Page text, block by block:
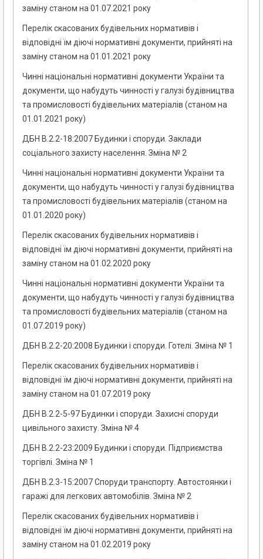
заміну станом на 01.07.2021 року
Перелік скасованих будівельних нормативів і
відповідні їм діючі нормативні документи, прийняті на
заміну станом на 01.01.2021 року
Чинні національні нормативні документи України та
документи, що набудуть чинності у галузі будівництва
та промисловості будівельних матеріалів (станом на
01.01.2021 року)
ДБН В.2.2-18:2007 Будинки і споруди. Заклади
соціального захисту населення. Зміна № 2
Чинні національні нормативні документи України та
документи, що набудуть чинності у галузі будівництва
та промисловості будівельних матеріалів (станом на
01.01.2020 року)
Перелік скасованих будівельних нормативів і
відповідні їм діючі нормативні документи, прийняті на
заміну станом на 01.02.2020 року
Чинні національні нормативні документи України та
документи, що набудуть чинності у галузі будівництва
та промисловості будівельних матеріалів (станом на
01.07.2019 року)
ДБН В.2.2-20:2008 Будинки і споруди. Готелі. Зміна № 1
Перелік скасованих будівельних нормативів і
відповідні їм діючі нормативні документи, прийняті на
заміну станом на 01.07.2019 року
ДБН В.2.2-5-97 Будинки і споруди. Захисні споруди
цивільного захисту. Зміна № 4
ДБН В.2.2-23:2009 Будинки і споруди. Підприємства
торгівлі. Зміна № 1
ДБН В.2.3-15:2007 Споруди транспорту. Автостоянки і
гаражі для легкових автомобілів. Зміна № 2
Перелік скасованих будівельних нормативів і
відповідні їм діючі нормативні документи, прийняті на
заміну станом на 01.02.2019 року